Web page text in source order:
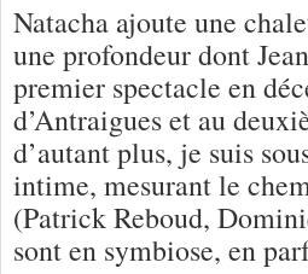
Natacha ajoute une
une profondeur dont
premier spectacle en
d’Antraigues et au
d’autant plus, je suis
intime, mesurant le
(Patrick Reboud,
sont en symbiose, en